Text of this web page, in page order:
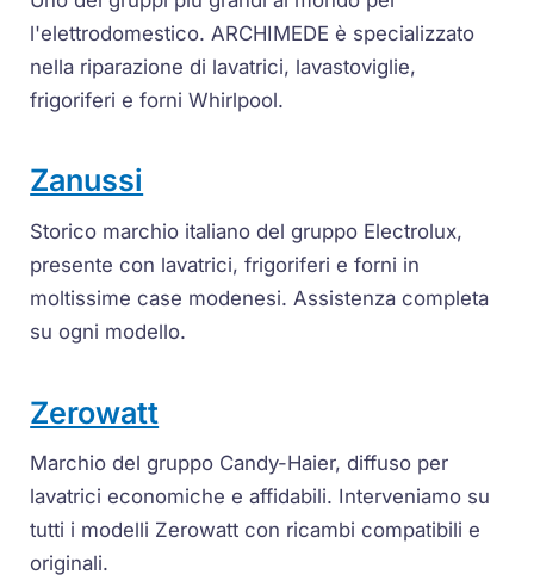
l'elettrodomestico. ARCHIMEDE è specializzato
nella riparazione di lavatrici, lavastoviglie,
frigoriferi e forni Whirlpool.
Zanussi
Storico marchio italiano del gruppo Electrolux,
presente con lavatrici, frigoriferi e forni in
moltissime case modenesi. Assistenza completa
su ogni modello.
Zerowatt
Marchio del gruppo Candy-Haier, diffuso per
lavatrici economiche e affidabili. Interveniamo su
tutti i modelli Zerowatt con ricambi compatibili e
originali.